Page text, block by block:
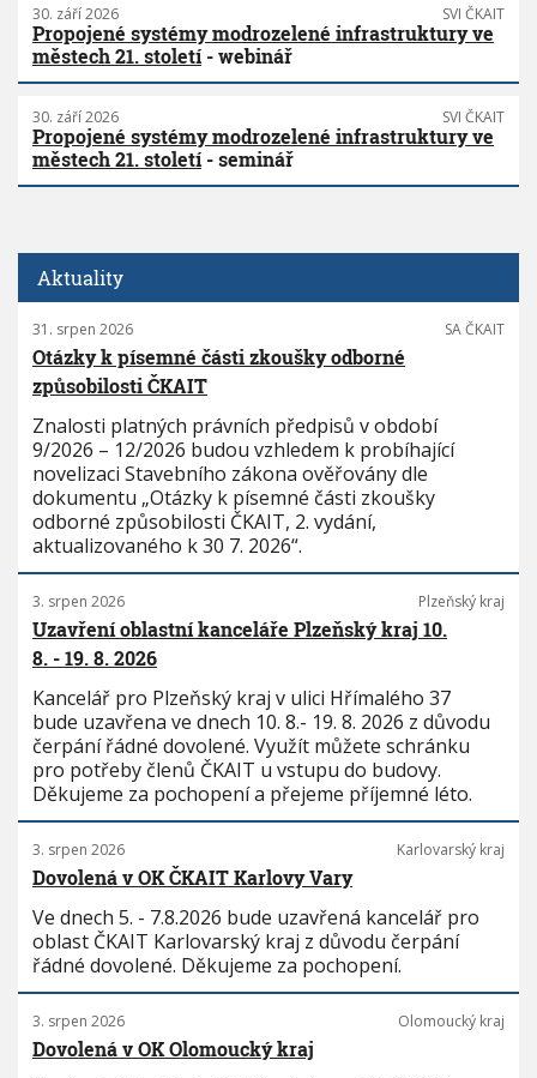
30. září 2026 SVI ČKAIT
Propojené systémy modrozelené infrastruktury ve
městech 21. století - webinář
30. září 2026 SVI ČKAIT
Propojené systémy modrozelené infrastruktury ve
městech 21. století - seminář
Aktuality
31. srpen 2026 SA ČKAIT
Otázky k písemné části zkoušky odborné
způsobilosti ČKAIT
Znalosti platných právních předpisů v období
9/2026 – 12/2026 budou vzhledem k probíhající
novelizaci Stavebního zákona ověřovány dle
dokumentu „Otázky k písemné části zkoušky
odborné způsobilosti ČKAIT, 2. vydání,
aktualizovaného k 30 7. 2026“.
3. srpen 2026 Plzeňský kraj
Uzavření oblastní kanceláře Plzeňský kraj 10.
8. - 19. 8. 2026
Kancelář pro Plzeňský kraj v ulici Hřímalého 37
bude uzavřena ve dnech 10. 8.- 19. 8. 2026 z důvodu
čerpání řádné dovolené. Využít můžete schránku
pro potřeby členů ČKAIT u vstupu do budovy.
Děkujeme za pochopení a přejeme příjemné léto.
3. srpen 2026 Karlovarský kraj
Dovolená v OK ČKAIT Karlovy Vary
Ve dnech 5. - 7.8.2026 bude uzavřená kancelář pro
oblast ČKAIT Karlovarský kraj z důvodu čerpání
řádné dovolené. Děkujeme za pochopení.
3. srpen 2026 Olomoucký kraj
Dovolená v OK Olomoucký kraj